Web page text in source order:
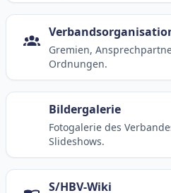
Gremien,
Ordnungen.
Bildergalerie
Fotogalerie des
Slideshows.
S/HBV-Wiki